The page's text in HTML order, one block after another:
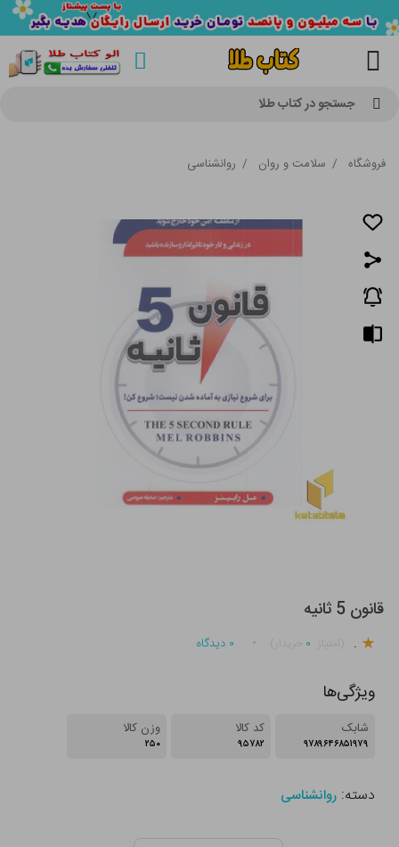
جستجو در کتاب طلا
فروشگاه / سلامت و روان / روانشناسی
قانون 5 ثانیه
. ۰ ۰ دیدگاه
ویژگی‌ها
شابک
۹۷۸۹۶۴۶۸۵۱۹۷۹
کد کالا
۹۵۷۸۲
وزن کالا
۲۵۰
دسته:روانشناسی